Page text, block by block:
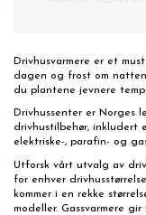
Drivhusvarmere er et
dagen og frost om
du plantene jevnere
Drivhussenter er Norges
drivhustilbehør, inkludert
elektriske-, parafin- og
Utforsk vårt utvalg av
for enhver
kommer i en rekke
modeller. Gassvarmere